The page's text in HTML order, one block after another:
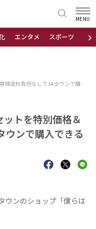
›
エンタメ スポーツ 地域
MENU
様送料負担なしでJAタウンで購
トを特別価格＆
ウンで購入できる
ウンのショップ「僕らは